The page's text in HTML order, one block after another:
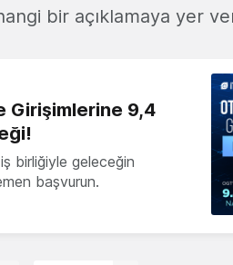
bir açıklamaya yer
Girişimlerine 9,4
birliğiyle geleceğin
başvurun.